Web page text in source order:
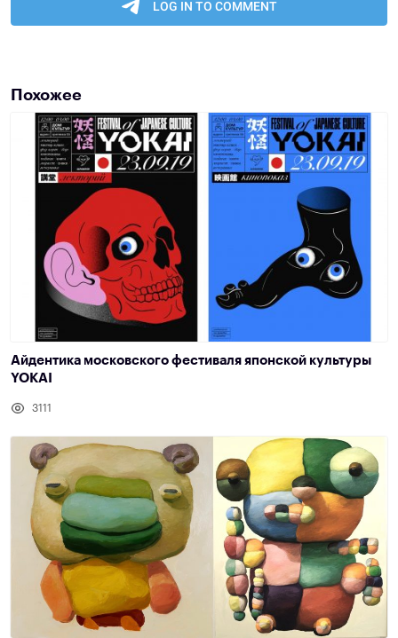
Похожее
Айдентика московского фестиваля японской культуры
YOKAI
3111